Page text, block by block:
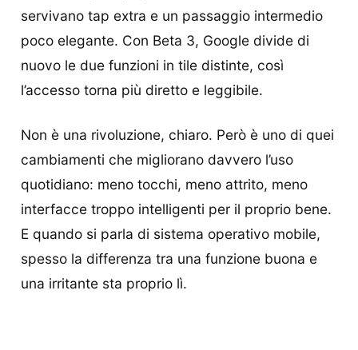
servivano tap extra e un passaggio intermedio
poco elegante. Con Beta 3, Google divide di
nuovo le due funzioni in tile distinte, così
l’accesso torna più diretto e leggibile.
Non è una rivoluzione, chiaro. Però è uno di quei
cambiamenti che migliorano davvero l’uso
quotidiano: meno tocchi, meno attrito, meno
interfacce troppo intelligenti per il proprio bene.
E quando si parla di sistema operativo mobile,
spesso la differenza tra una funzione buona e
una irritante sta proprio lì.